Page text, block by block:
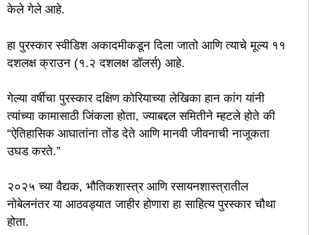
केले गेले आहे.
हा पुरस्कार स्वीडिश अकादमीकडून दिला जातो आणि त्याचे मूल्य ११
दशलक्ष क्राउन (१.२ दशलक्ष डॉलर्स) आहे.
गेल्या वर्षीचा पुरस्कार दक्षिण कोरियाच्या लेखिका हान कांग यांनी
त्यांच्या कामासाठी जिंकला होता, ज्याबद्दल समितीने म्हटले होते की
“ऐतिहासिक आघातांना तोंड देते आणि मानवी जीवनाची नाजूकता
उघड करते.”
२०२५ च्या वैद्यक, भौतिकशास्त्र आणि रसायनशास्त्रातील
नोबेलनंतर या आठवड्यात जाहीर होणारा हा साहित्य पुरस्कार चौथा
होता.